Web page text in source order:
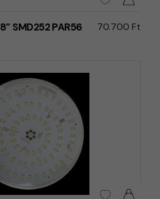
SMD252 PAR56 70.700 Ft